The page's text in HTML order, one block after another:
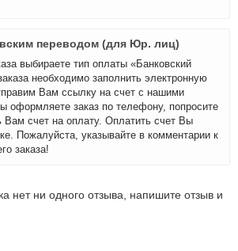
переводом (для Юр. лиц)
выбираете тип оплаты «Банковский
необходимо заполнить электронную
Вам ссылку на счет с нашими
оформляете заказ по телефону, попросите
Вам счет на оплату. Оплатить счет Вы
Пожалуйста, указывайте в комментарии к
заказа!
нет ни одного отзыва, напишите отзыв и